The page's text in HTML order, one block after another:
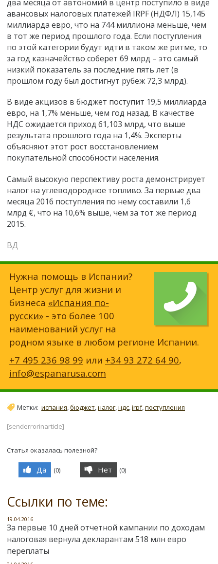
два месяца от автономий в центр поступило в виде
авансовых налоговых платежей IRPF (НДФЛ) 15,145
миллиарда евро, что на 744 миллиона меньше, чем
в тот же период прошлого года. Если поступления
по этой категории будут идти в таком же ритме, то
за год казначейство соберет 69 млрд – это самый
низкий показатель за последние пять лет (в
прошлом году был достигнут рубеж 72,3 млрд).
В виде акцизов в бюджет поступит 19,5 миллиарда
евро, на 1,7% меньше, чем год назад. В качестве
НДС ожидается приход 61,103 млрд, что выше
результата прошлого года на 1,4%. Эксперты
объясняют этот рост восстановлением
покупательной способности населения.
Самый высокую перспективу роста демонстрирует
налог на углеводородное топливо. За первые два
месяца 2016 поступления по нему составили 1,6
млрд €, что на 10,6% выше, чем за тот же период
2015.
ВД
Нужна помощь в Испании?
Центр услуг для жизни и
бизнеса «Испания по-
русски» - это более 100
наименований услуг на
родном языке в любом регионе Испании.
+7 495 236 98 99 или +34 93 272 64 90,
info@espanarusa.com
Метки: испания,бюджет,налог,ндс,irpf,поступления
[senderrorinarticle]
Статья оказалась полезной?
Да (0) Нет (0)
Ссылки по теме:
19.04.2016
За первые 10 дней отчетной кампании по доходам
налоговая вернула декларантам 518 млн евро
переплаты